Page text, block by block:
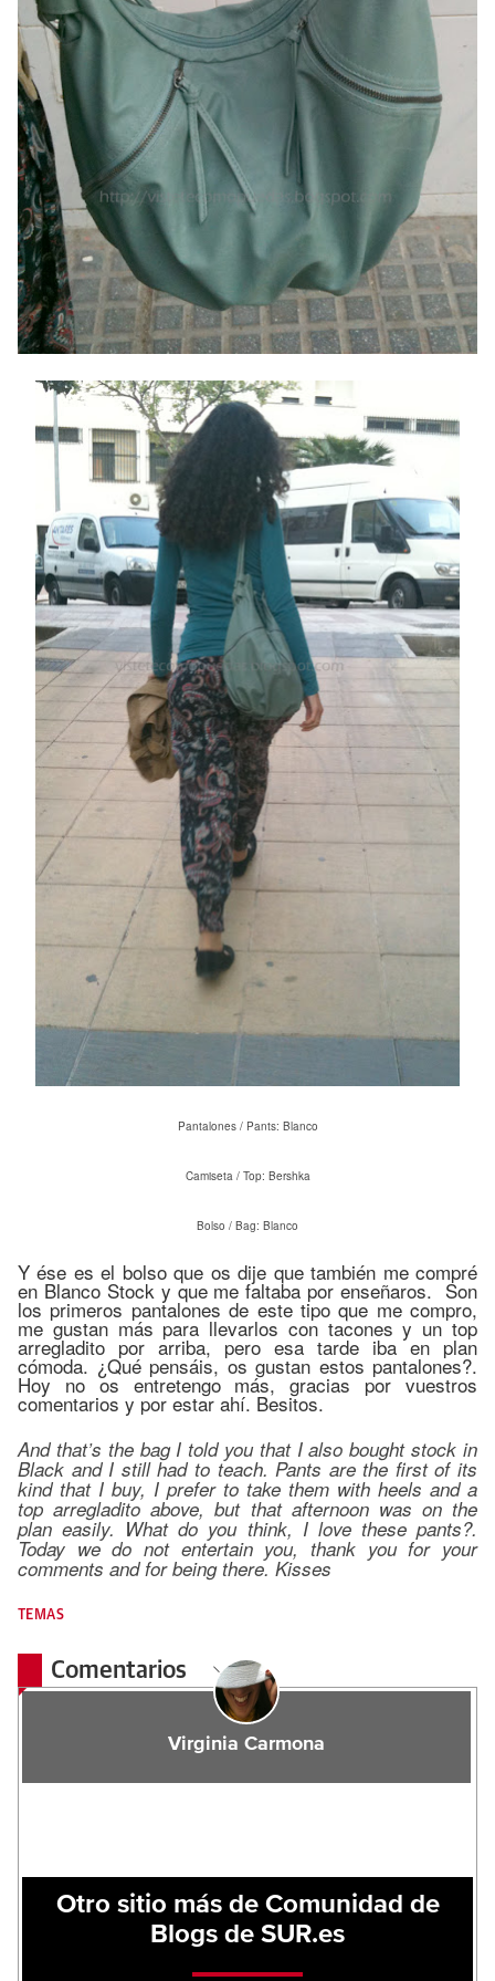
Pantalones / Pants: Blanco
Camiseta / Top: Bershka
Bolso / Bag: Blanco
Y ése es el bolso que os dije que también me compré
en Blanco Stock y que me faltaba por enseñaros. Son
los primeros pantalones de este tipo que me compro,
me gustan más para llevarlos con tacones y un top
arregladito por arriba, pero esa tarde iba en plan
cómoda. ¿Qué pensáis, os gustan estos pantalones?.
Hoy no os entretengo más, gracias por vuestros
comentarios y por estar ahí. Besitos.
And that’s the bag I told you that I also bought stock in
Black and I still had to teach. Pants are the first of its
kind that I buy, I prefer to take them with heels and a
top arregladito above, but that afternoon was on the
plan easily. What do you think, I love these pants?.
Today we do not entertain you, thank you for your
comments and for being there. Kisses
TEMAS
Comentarios
Virginia Carmona
Otro sitio más de Comunidad de
Blogs de SUR.es